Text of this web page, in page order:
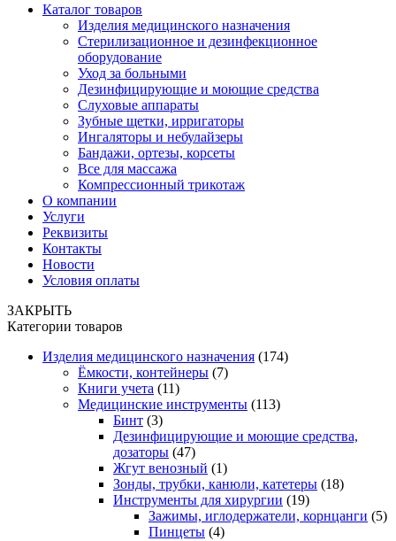
Каталог товаров
Изделия медицинского назначения
Стерилизационное и дезинфекционное
оборудование
Уход за больными
Дезинфицирующие и моющие средства
Слуховые аппараты
Зубные щетки, ирригаторы
Ингаляторы и небулайзеры
Бандажи, ортезы, корсеты
Все для массажа
Компрессионный трикотаж
О компании
Услуги
Реквизиты
Контакты
Новости
Условия оплаты
ЗАКРЫТЬ
Категории товаров
Изделия медицинского назначения (174)
Ёмкости, контейнеры (7)
Книги учета (11)
Медицинские инструменты (113)
Бинт (3)
Дезинфицирующие и моющие средства,
дозаторы (47)
Жгут венозный (1)
Зонды, трубки, канюли, катетеры (18)
Инструменты для хирургии (19)
Зажимы, иглодержатели, корнцанги (5)
Пинцеты (4)